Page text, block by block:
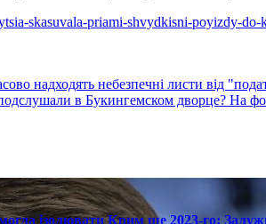
skasuvala-priami-shvydkisni-poyizdy-
надходять небезпечні листи від
в Букингемском дворце? На
ізолювати Крим ще 2023-го: